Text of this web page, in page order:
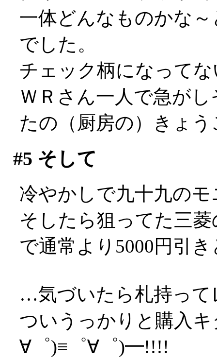
一体どんなものかな
でした。
チェック柄になって
ＷＲさん一人で急が
たの（厨房の）きょ
#5 そして
冷やかしで九十九の
そしたら狙ってた三
で通常より5000円引
…気づいたら札持って
ついうっかりと購入
∀゜)≡゜∀゜)━!!!!